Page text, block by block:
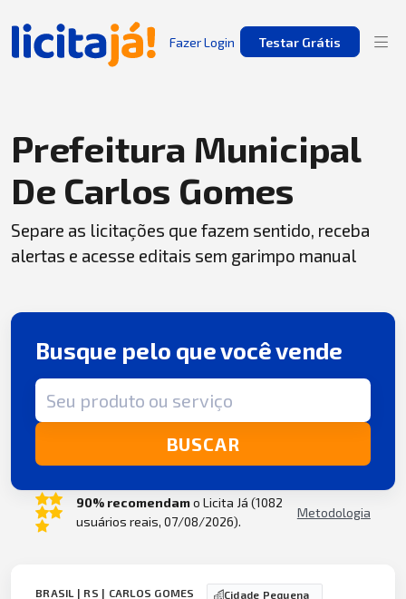
Fazer Login Testar Grátis
Prefeitura Municipal
De Carlos Gomes
Separe as licitações que fazem sentido, receba
alertas e acesse editais sem garimpo manual
Busque pelo que você vende
Termo de busca
BUSCAR
90% recomendamo Licita Já (1082
usuários reais, 07/08/2026).
Metodologia
BRASIL | RS | CARLOS GOMES Cidade Pequena